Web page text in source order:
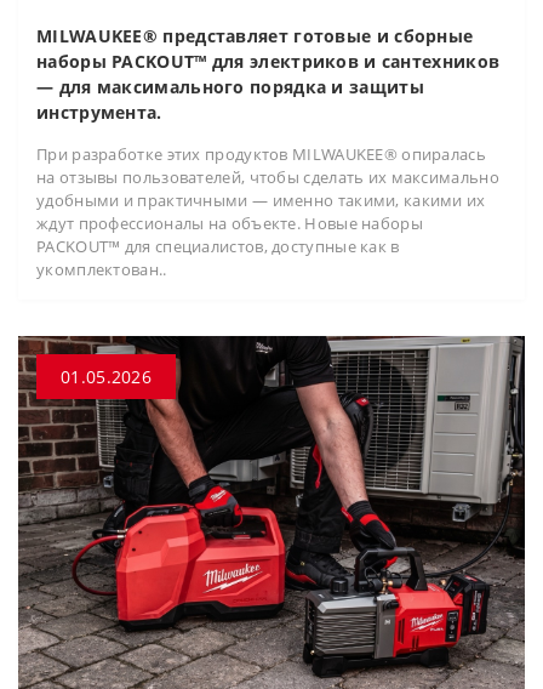
MILWAUKEE® представляет готовые и сборные
наборы PACKOUT™ для электриков и сантехников
— для максимального порядка и защиты
инструмента.
При разработке этих продуктов MILWAUKEE® опиралась
на отзывы пользователей, чтобы сделать их максимально
удобными и практичными — именно такими, какими их
ждут профессионалы на объекте. Новые наборы
PACKOUT™ для специалистов, доступные как в
укомплектован..
01.05.2026